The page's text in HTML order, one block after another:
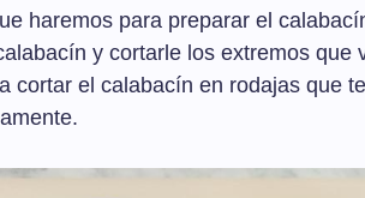
haremos para preparar el
y cortarle los extremos que
cortar el calabacín en rodajas que